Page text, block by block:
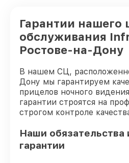
Гарантии нашего
обслуживания
Ростове-на-Дону
В нашем СЦ,
Дону мы гарантируем
прицелов ночного
гарантии строятся на
строгом контроле
Наши обязательства
гарантии